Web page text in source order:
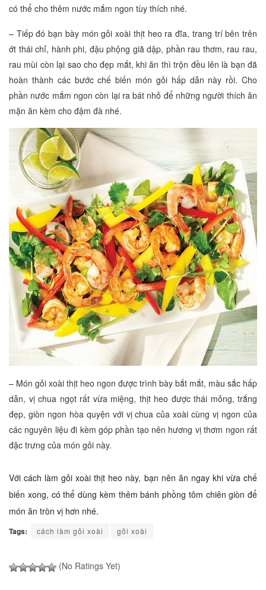
có thể cho thêm nước mắm ngon tùy thích nhé.
– Tiếp đó bạn bày món gỏi xoài thịt heo ra đĩa, trang trí bên trên
ớt thái chỉ, hành phi, đậu phộng giã dập, phần rau thơm, rau rau,
rau mùi còn lại sao cho đẹp mắt, khi ăn thì trộn đều lên là bạn đã
hoàn thành các bước chế biến món gỏi hấp dẫn này rồi. Cho
phần nước mắm ngon còn lại ra bát nhỏ để những người thích ăn
mặn ăn kèm cho đậm đà nhé.
– Món gỏi xoài thịt heo ngon được trình bày bắt mắt, màu sắc hấp
dẫn, vị chua ngọt rất vừa miệng, thịt heo được thái mỏng, trắng
đẹp, giòn ngon hòa quyện với vị chua của xoài cùng vị ngon của
các nguyên liệu đi kèm góp phần tạo nên hương vị thơm ngon rất
đặc trưng của món gỏi này.
Với cách làm gỏi xoài thịt heo này, bạn nên ăn ngay khi vừa chế
biến xong, có thể dùng kèm thêm bánh phồng tôm chiên giòn để
món ăn tròn vị hơn nhé.
Tags: cách làm gỏi xoài gỏi xoài
(No Ratings Yet)